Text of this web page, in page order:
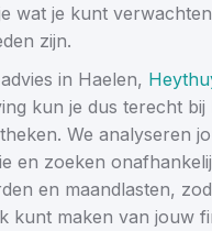
wat je kunt
zijn.
in Haelen,
kun je dus terecht bij
We analyseren
en zoeken
en maandlasten,
kunt maken van jouw